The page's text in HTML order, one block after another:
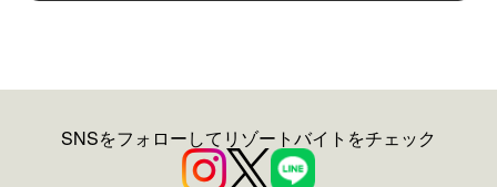
SNSをフォローしてリゾートバイトをチェック